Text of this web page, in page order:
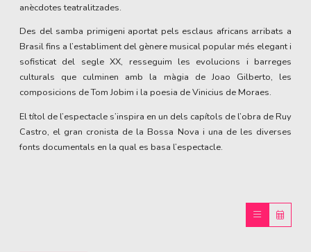
anècdotes teatralitzades.
Des del samba primigeni aportat pels esclaus africans arribats a
Brasil fins a l’establiment del gènere musical popular més elegant i
sofisticat del segle XX, resseguim les evolucions i barreges
culturals que culminen amb la màgia de Joao Gilberto, les
composicions de Tom Jobim i la poesia de Vinicius de Moraes.
El títol de l’espectacle s’inspira en un dels capítols de l’obra de Ruy
Castro, el gran cronista de la Bossa Nova i una de les diverses
fonts documentals en la qual es basa l’espectacle.